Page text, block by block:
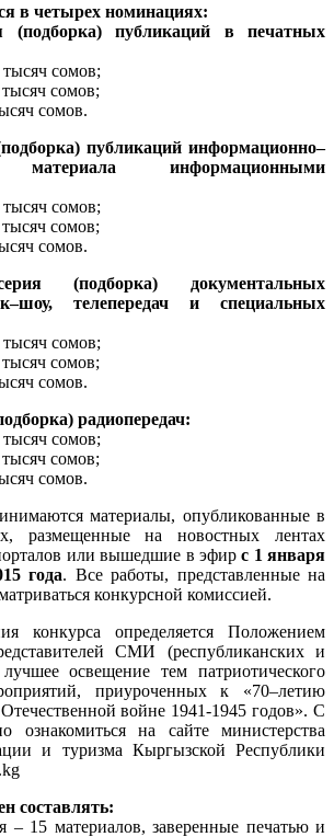
в четырех номинациях:
публикаций в печатных
сомов;
сомов;
сомов.
публикаций информационно–
материала информационными
сомов;
сомов;
сомов.
(подборка) документальных
телепередач и специальных
сомов;
сомов;
сомов.
радиопередач:
сомов;
сомов;
сомов.
материалы, опубликованные в
размещенные на новостных лентах
или вышедшие в эфирс 1 января
года. Все работы, представленные на
конкурсной комиссией.
конкурса определяется Положением
СМИ (республиканских и
освещение тем патриотического
приуроченных к «70–летию
войне 1941-1945 годов». С
ознакомиться на сайте министерства
и туризма Кыргызской Республики
составлять:
– 15 материалов, заверенные печатью и